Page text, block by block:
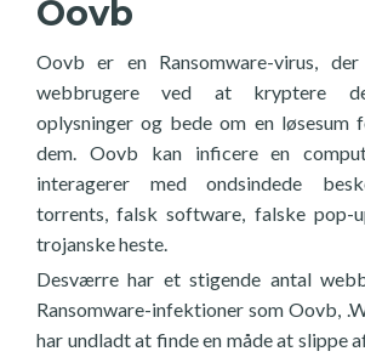
Oovb
Oovb er en Ransomware-virus,
webbrugere ved at kryptere
oplysninger og bede om en løsesum
dem. Oovb kan inficere en
interagerer med ondsindede
torrents, falsk software, falske pop-
trojanske heste.
Desværre har et stigende antal
Ransomware-infektioner som Oovb,
har undladt at finde en måde at slippe